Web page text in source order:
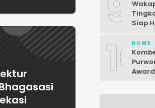
9
Siap
10HOME